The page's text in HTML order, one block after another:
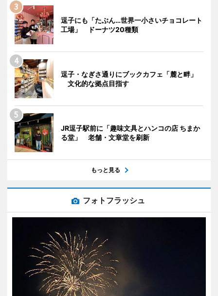
逗子にも「たぶん…世界一小さいチョコレート
工場」 ドーナツ20種類
逗子・なぎさ通りにブックカフェ「麓と畔」
文化的な拠点目指す
JR逗子駅前に「趣味文具とハンコの店 ちまか
る堂」 老舗・文章堂を刷新
もっと見る
フォトフラッシュ